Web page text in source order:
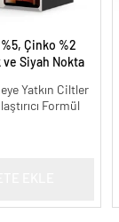
Çinko %2
ve Siyah Nokta
Yatkın Ciltler
Formül